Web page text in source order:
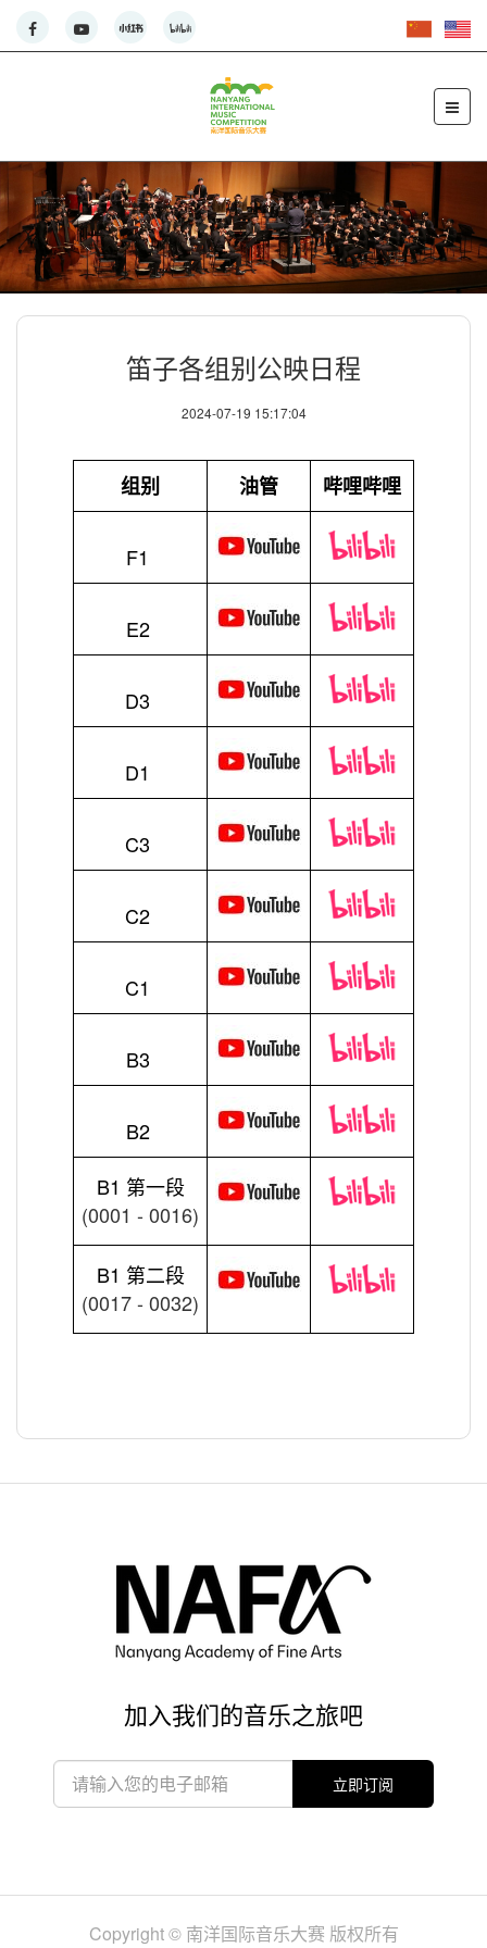
笛子各组别公映日程
2024-07-19 15:17:04
组别 油管 哔哩哔哩
F1
E2
D3
D1
C3
C2
C1
B3
B2
B1 第一段
(0001 - 0016)
B1 第二段
(0017 - 0032)
加入我们的音乐之旅吧
立即订阅
Copyright © 南洋国际音乐大赛 版权所有